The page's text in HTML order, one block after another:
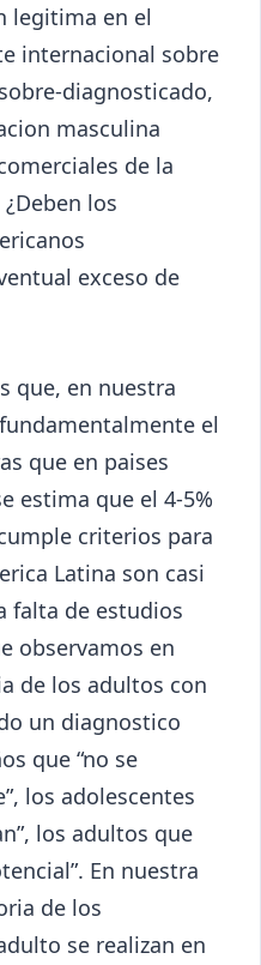
legitima en el
internacional sobre
diagnosticado,
masculina
de la
los
exceso de
que, en nuestra
el
que en paises
estima que el 4-5%
criterios para
Latina son casi
falta de estudios
observamos en
de los adultos con
un diagnostico
que “no se
los adolescentes
los adultos que
En nuestra
de los
se realizan en